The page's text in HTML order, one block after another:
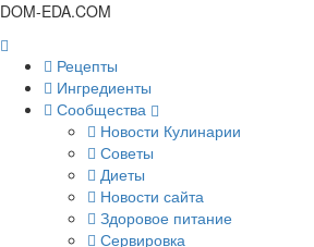
DOM-EDA.COM
Рецепты
Ингредиенты
Сообщества
Новости Кулинарии
Советы
Диеты
Новости сайта
Здоровое питание
Сервировка